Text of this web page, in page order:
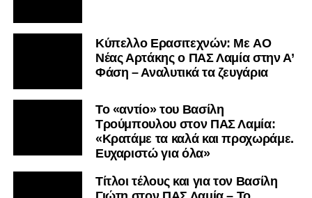
Kύπελλο Ερασιτεχνών: Με AO
Nέας Αρτάκης ο ΠΑΣ Λαμία στην Α’
Φάση – Αναλυτικά τα ζευγάρια
Το «αντίο» του Βασίλη
Τρούμπουλου στον ΠΑΣ Λαμία:
«Κρατάμε τα καλά και προχωράμε.
Ευχαριστώ για όλα»
Τίτλοι τέλους και για τον Βασίλη